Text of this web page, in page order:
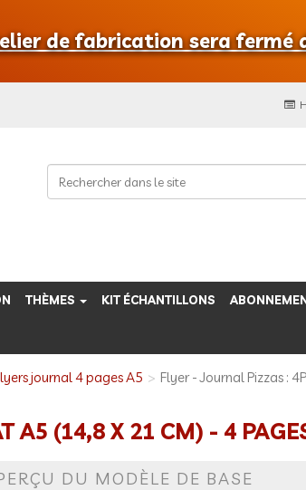
de fabrication sera fermé
THÈMES KIT ÉCHANTILLONS
journal 4 pages A5 Flyer - Journal Pizzas :
A5 (14,8 X 21 CM) - 4
DU MODÈLE DE BASE